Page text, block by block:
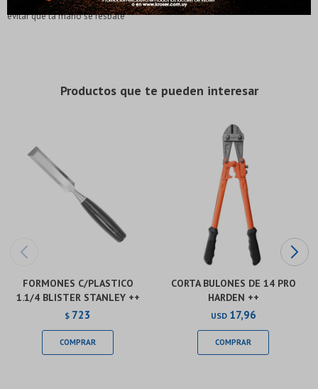
evitar que la mano se resbale
Productos que te pueden interesar
FORMONES C/PLASTICO
1.1/4 BLISTER STANLEY ++
$ 723
CORTA BULONES DE 14 PRO
HARDEN ++
USD 17,96
* sujeto a aprobación crediticia. El monto disponible
puede variar por comercio
* sujeto a aprobación crediticia. El monto disponible
puede variar por comercio